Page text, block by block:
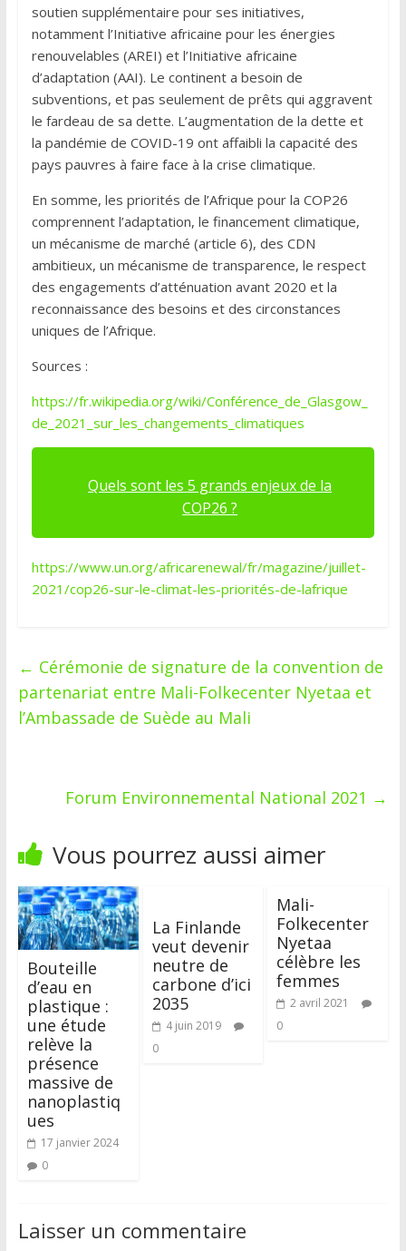
soutien supplémentaire pour ses initiatives,
notamment l’Initiative africaine pour les énergies
renouvelables (AREI) et l’Initiative africaine
d’adaptation (AAI). Le continent a besoin de
subventions, et pas seulement de prêts qui aggravent
le fardeau de sa dette. L’augmentation de la dette et
la pandémie de COVID-19 ont affaibli la capacité des
pays pauvres à faire face à la crise climatique.
En somme, les priorités de l’Afrique pour la COP26
comprennent l’adaptation, le financement climatique,
un mécanisme de marché (article 6), des CDN
ambitieux, un mécanisme de transparence, le respect
des engagements d’atténuation avant 2020 et la
reconnaissance des besoins et des circonstances
uniques de l’Afrique.
Sources :
https://fr.wikipedia.org/wiki/Conférence_de_Glasgow_
de_2021_sur_les_changements_climatiques
Quels sont les 5 grands enjeux de la
COP26 ?
https://www.un.org/africarenewal/fr/magazine/juillet-
2021/cop26-sur-le-climat-les-priorités-de-lafrique
← Cérémonie de signature de la convention de
partenariat entre Mali-Folkecenter Nyetaa et
l’Ambassade de Suède au Mali
Forum Environnemental National 2021 →
Vous pourrez aussi aimer
Bouteille
d’eau en
plastique :
une étude
relève la
présence
massive de
nanoplastiq
ues
17 janvier 2024
0
La Finlande
veut devenir
neutre de
carbone d’ici
2035
4 juin 2019
0
Mali-
Folkecenter
Nyetaa
célèbre les
femmes
2 avril 2021
0
Laisser un commentaire